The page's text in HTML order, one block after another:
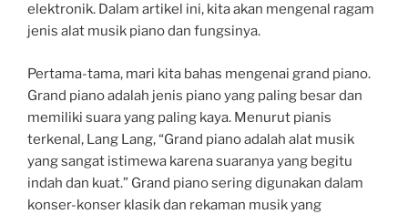
elektronik. Dalam artikel ini, kita akan mengenal ragam
jenis alat musik piano dan fungsinya.
Pertama-tama, mari kita bahas mengenai grand piano.
Grand piano adalah jenis piano yang paling besar dan
memiliki suara yang paling kaya. Menurut pianis
terkenal, Lang Lang, “Grand piano adalah alat musik
yang sangat istimewa karena suaranya yang begitu
indah dan kuat.” Grand piano sering digunakan dalam
konser-konser klasik dan rekaman musik yang